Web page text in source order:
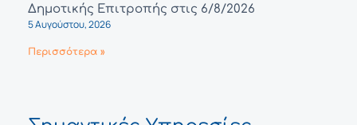
Δημοτικής Επιτροπής στις 6/8/2026
5 Αυγούστου, 2026
Περισσότερα »